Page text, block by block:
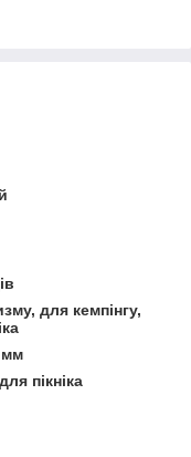
для кемпінгу,
мм
пікніка